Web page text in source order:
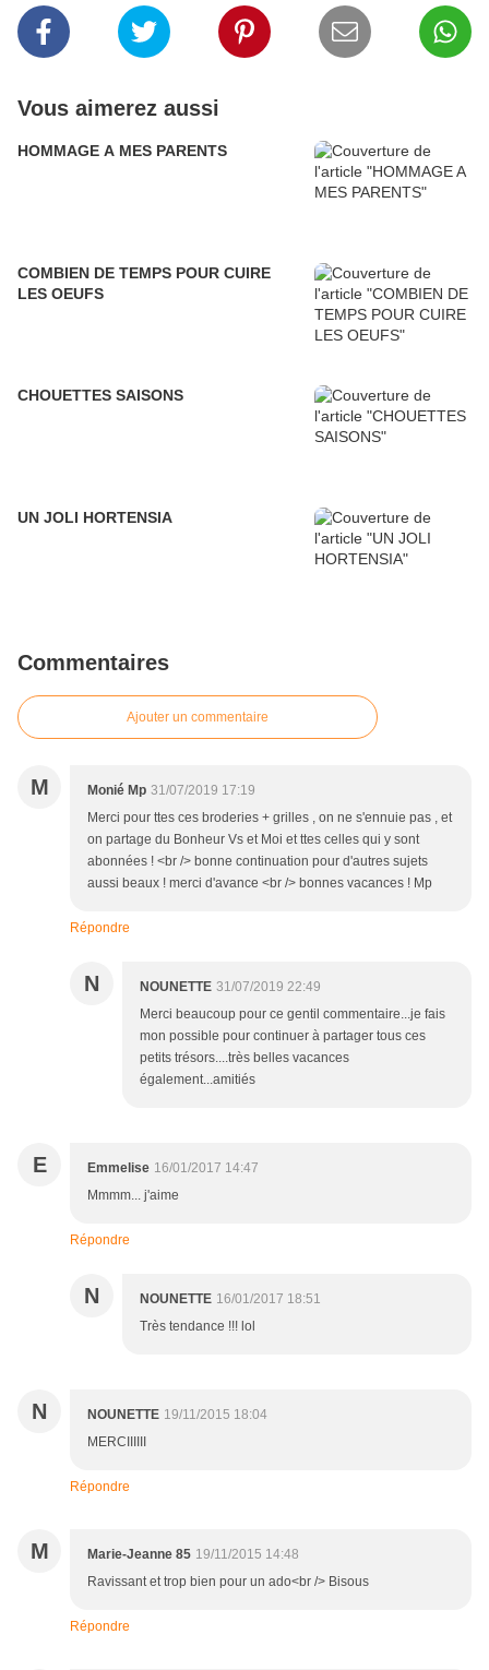
Vous aimerez aussi
HOMMAGE A MES PARENTS
COMBIEN DE TEMPS POUR CUIRE
LES OEUFS
CHOUETTES SAISONS
UN JOLI HORTENSIA
Commentaires
Ajouter un commentaire
M Monié Mp 31/07/2019 17:19
Merci pour ttes ces broderies + grilles , on ne s'ennuie pas , et
on partage du Bonheur Vs et Moi et ttes celles qui y sont
abonnées ! <br /> bonne continuation pour d'autres sujets
aussi beaux ! merci d'avance <br /> bonnes vacances ! Mp
Répondre
N NOUNETTE 31/07/2019 22:49
Merci beaucoup pour ce gentil commentaire...je fais
mon possible pour continuer à partager tous ces
petits trésors....très belles vacances
également...amitiés
E Emmelise 16/01/2017 14:47
Mmmm... j'aime
Répondre
N NOUNETTE 16/01/2017 18:51
Très tendance !!! lol
N NOUNETTE 19/11/2015 18:04
MERCIIIIII
Répondre
M Marie-Jeanne 85 19/11/2015 14:48
Ravissant et trop bien pour un ado<br /> Bisous
Répondre